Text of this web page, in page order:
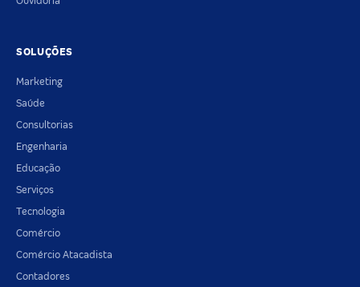
SOLUÇÕES
Marketing
Saúde
Consultorias
Engenharia
Educação
Serviços
Tecnologia
Comércio
Comércio Atacadista
Contadores